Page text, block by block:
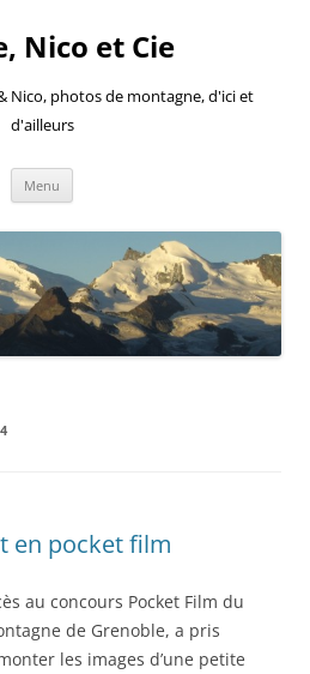
Nico et Cie
Nico, photos de montagne, d'ici et
d'ailleurs
Menu
en pocket film
au concours Pocket Film du
de Grenoble, a pris
les images d’une petite